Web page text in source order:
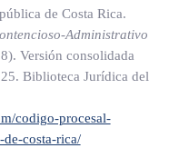
de Costa Rica.
Administrativo
. Versión consolidada
Biblioteca Jurídica del
codigo-procesal-
costa-rica/